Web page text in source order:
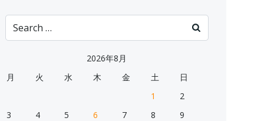
Search
for:
2026年8月
月
火 水 木 金 土
日
1
2
3
4 5 6 7 8
9